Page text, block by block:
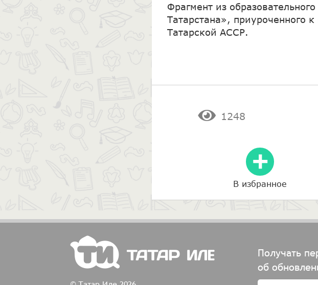
Фрагмент из
Татарстана», приуроченного
Татарской АССР.
1248
В избранное
Получать
об